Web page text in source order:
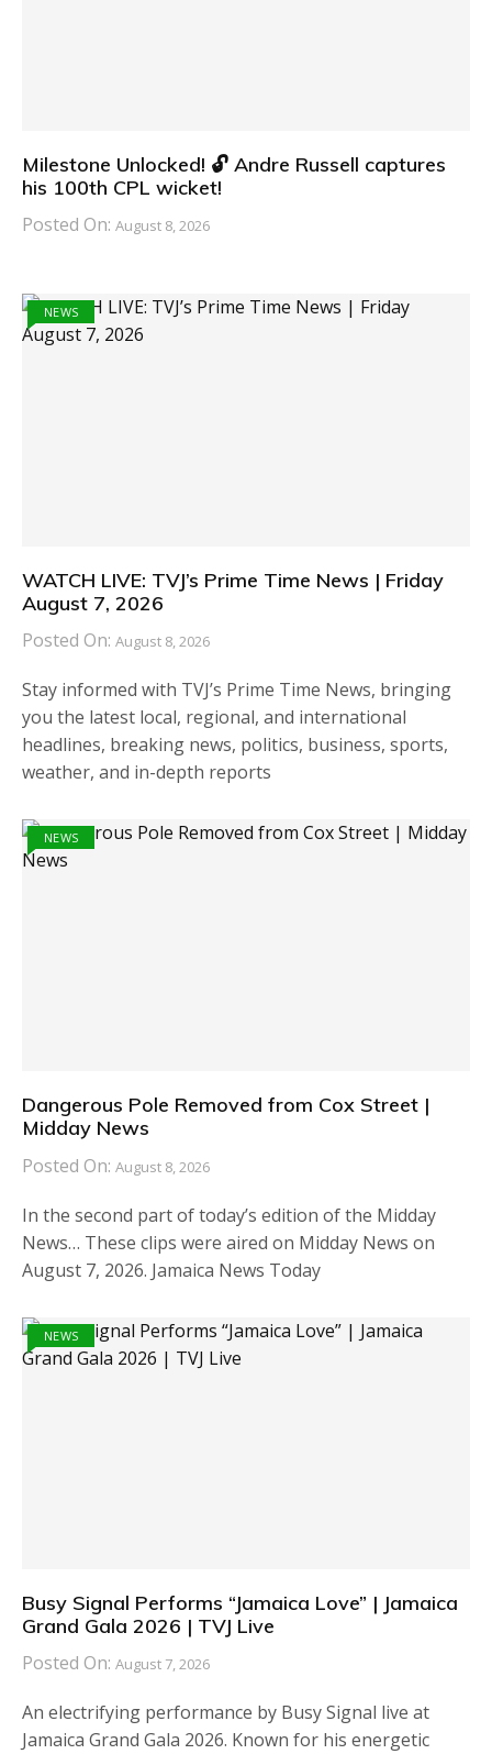
Milestone Unlocked! 🔓 Andre Russell captures
his 100th CPL wicket!
Posted On: August 8, 2026
NEWS
WATCH LIVE: TVJ’s Prime Time News | Friday
August 7, 2026
Posted On: August 8, 2026
Stay informed with TVJ’s Prime Time News, bringing
you the latest local, regional, and international
headlines, breaking news, politics, business, sports,
weather, and in-depth reports
NEWS
Dangerous Pole Removed from Cox Street |
Midday News
Posted On: August 8, 2026
In the second part of today’s edition of the Midday
News… These clips were aired on Midday News on
August 7, 2026. Jamaica News Today
NEWS
Busy Signal Performs “Jamaica Love” | Jamaica
Grand Gala 2026 | TVJ Live
Posted On: August 7, 2026
An electrifying performance by Busy Signal live at
Jamaica Grand Gala 2026. Known for his energetic